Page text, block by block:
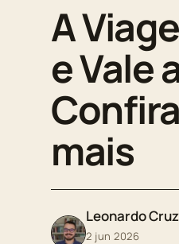
A
e Vale
mais
Leonardo Cruz
2 jun 2026